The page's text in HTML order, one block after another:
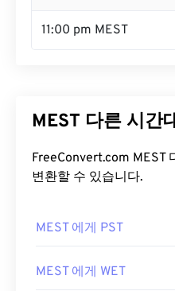
11:00 pm MEST
MEST 다른 시간
FreeConvert.com MEST
변환할 수 있습니다.
MEST 에게 PST
MEST 에게 WET